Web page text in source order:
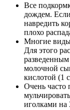
Все
дождем.
навредить
плохо
Многие виды
Для этого
молочной
кислотой (1
Очень часто
иголками на